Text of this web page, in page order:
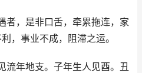
者，是非口舌，牵累拖连，家
，事业不成，阻滞之运。
流年地支。子年生人见酉。丑